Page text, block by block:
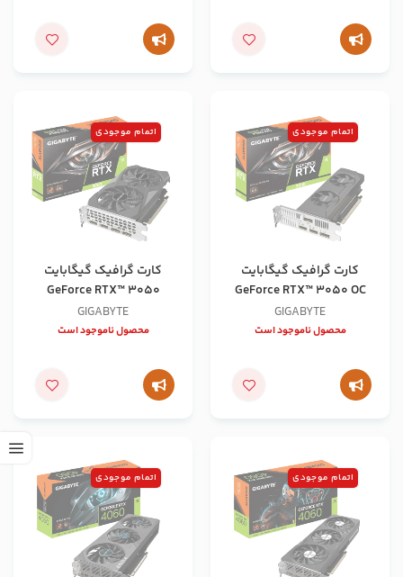
اتمام موجودی
کارت گرافیک گیگابایت
GeForce RTX™ 3050 OC
Low Profile 6G
GIGABYTE
محصول ناموجود است
اتمام موجودی
کارت گرافیک گیگابایت
GeForce RTX™ 3050
WINDFORCE OC 6G
GIGABYTE
محصول ناموجود است
اتمام موجودی اتمام موجودی